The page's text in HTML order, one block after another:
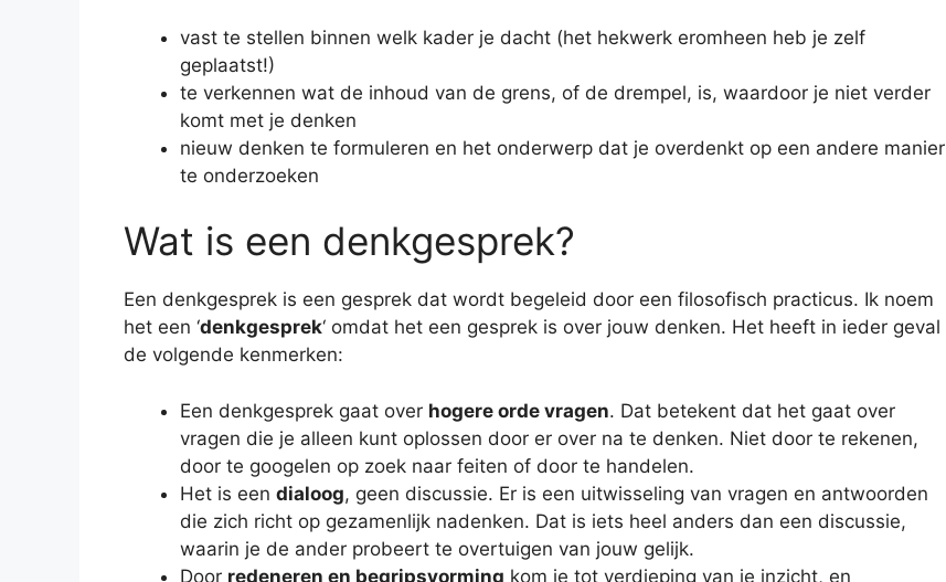
vast te stellen binnen welk kader je dacht (het hekwerk eromheen heb je zelf
geplaatst!)
te verkennen wat de inhoud van de grens, of de drempel, is, waardoor je niet verder
komt met je denken
nieuw denken te formuleren en het onderwerp dat je overdenkt op een andere manier
te onderzoeken
Wat is een denkgesprek?
Een denkgesprek is een gesprek dat wordt begeleid door een filosofisch practicus. Ik noem
het een ‘denkgesprek‘ omdat het een gesprek is over jouw denken. Het heeft in ieder geval
de volgende kenmerken:
Een denkgesprek gaat over hogere orde vragen. Dat betekent dat het gaat over
vragen die je alleen kunt oplossen door er over na te denken. Niet door te rekenen,
door te googelen op zoek naar feiten of door te handelen.
Het is een dialoog, geen discussie. Er is een uitwisseling van vragen en antwoorden
die zich richt op gezamenlijk nadenken. Dat is iets heel anders dan een discussie,
waarin je de ander probeert te overtuigen van jouw gelijk.
Door redeneren en begripsvorming kom je tot verdieping van je inzicht, en